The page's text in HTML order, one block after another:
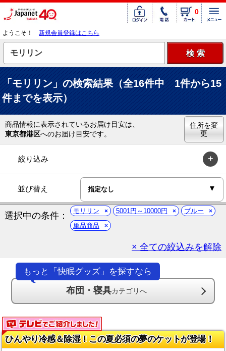
0
ようこそ！ 新規会員登録はこちら
「モリリン」の検索結果（全16件中 1件から15
件までを表示）
商品情報に表示されているお届け目安は、
東京都港区へのお届け目安です。
住所を変
更
絞り込み
並び替え
選択中の条件： モリリン 5001円～10000円
ブルー
単品商品
× 全ての絞込みを解除
もっと「快眠グッズ」を探すなら
布団・寝具カテゴリへ
ひんやり冷感＆除湿！この夏必須の夢のケットが登場！